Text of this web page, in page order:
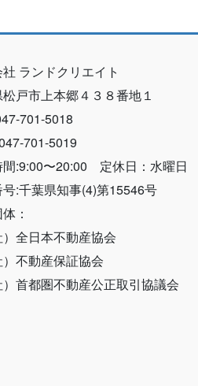
ランドクリエイト
戸市上本郷４３８番地１
701-5018
701-5019
間:9:00〜20:00 定休日：水曜日
:千葉県知事(4)第15546号
：
）全日本不動産協会
）不動産保証協会
）首都圏不動産公正取引協議会